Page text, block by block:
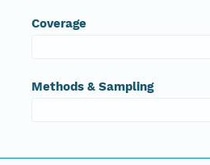
Coverage
Methods & Sampling